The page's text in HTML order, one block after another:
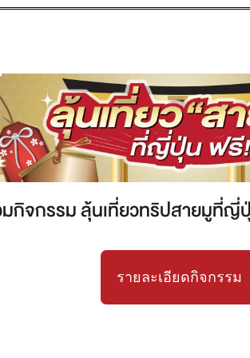
กิจกรรม ลุ้นเที่ยวทริปสายมูที่ญี่
รายละเอียดกิจกรรม